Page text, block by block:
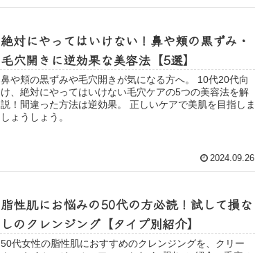
絶対にやってはいけない！鼻や頬の黒ずみ・
毛穴開きに逆効果な美容法【5選】
鼻や頬の黒ずみや毛穴開きが気になる方へ。 10代20代向
け、絶対にやってはいけない毛穴ケアの5つの美容法を解
説！間違った方法は逆効果。 正しいケアで美肌を目指しま
しょうしょう。
2024.09.26
脂性肌にお悩みの50代の方必読！試して損な
しのクレンジング【タイプ別紹介】
50代女性の脂性肌におすすめのクレンジングを、クリー